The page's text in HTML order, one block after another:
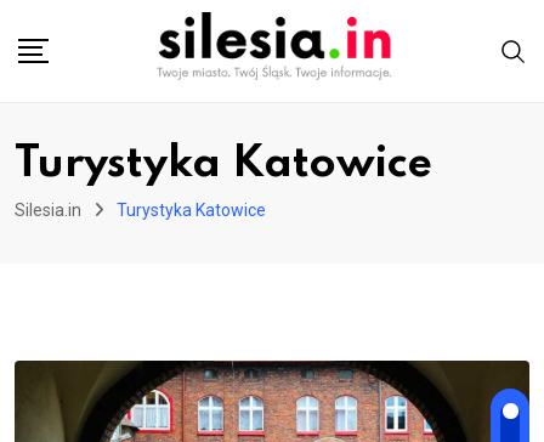
Turystyka Katowice
Silesia.in Turystyka Katowice